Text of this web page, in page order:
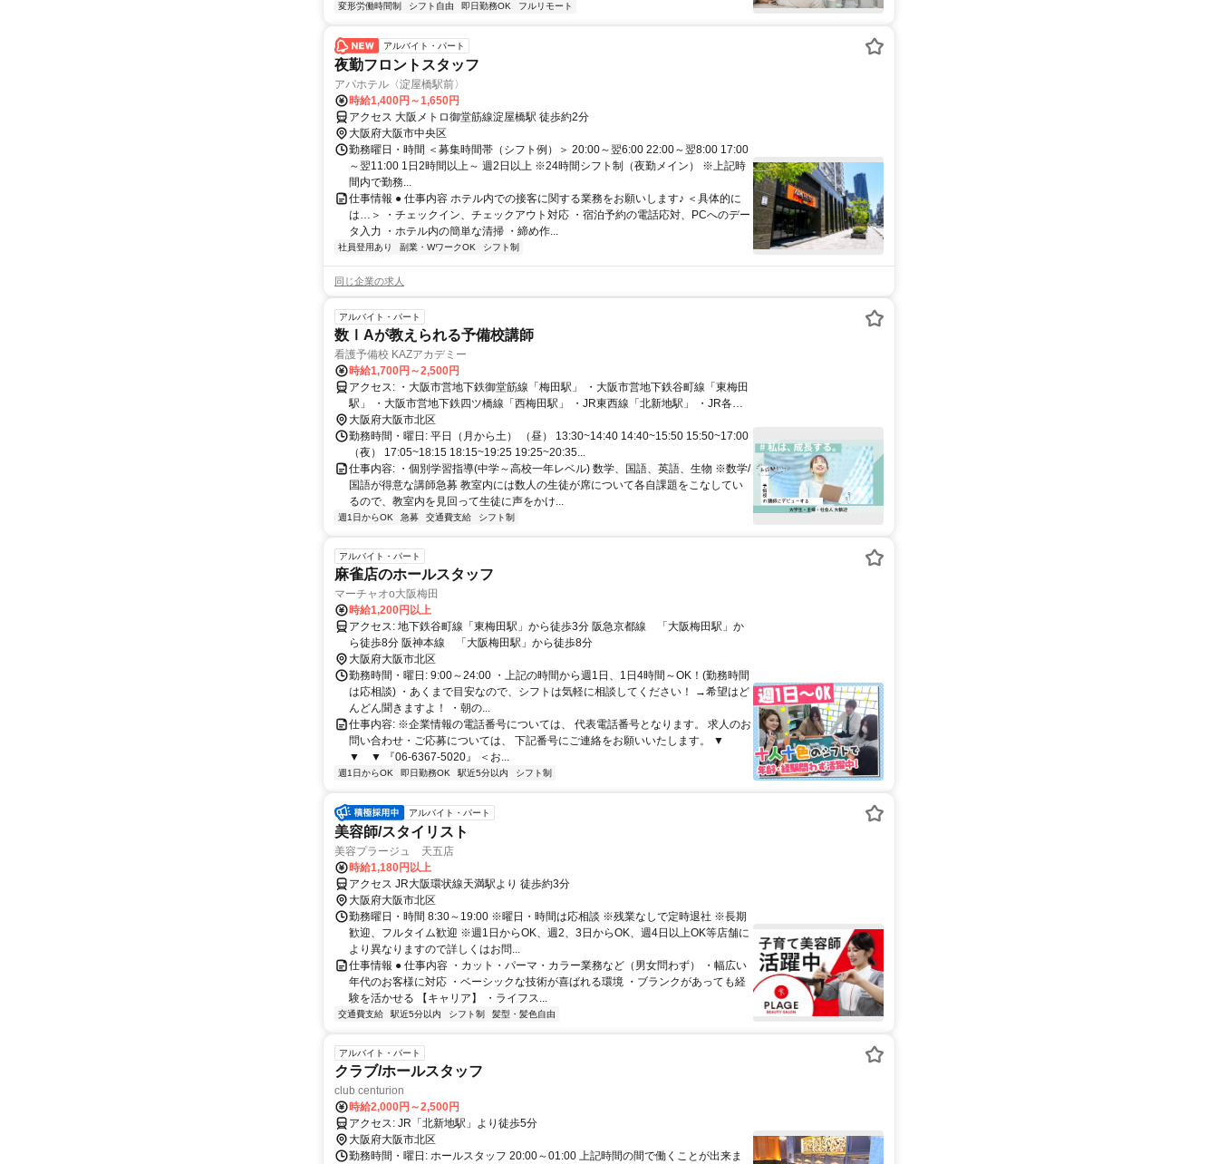
変形労働時間制 シフト自由 即日勤務OK フルリモート
アルバイト・パート
夜勤フロントスタッフ
アパホテル〈淀屋橋駅前〉
時給1,400円～1,650円
アクセス 大阪メトロ御堂筋線淀屋橋駅 徒歩約2分
大阪府大阪市中央区
勤務曜日・時間 ＜募集時間帯（シフト例）＞ 20:00～翌6:00 22:00～翌8:00 17:00
～翌11:00 1日2時間以上～ 週2日以上 ※24時間シフト制（夜勤メイン） ※上記時
間内で勤務...
仕事情報 ● 仕事内容 ホテル内での接客に関する業務をお願いします♪ ＜具体的に
は…＞ ・チェックイン、チェックアウト対応 ・宿泊予約の電話応対、PCへのデー
タ入力 ・ホテル内の簡単な清掃 ・締め作...
社員登用あり 副業・WワークOK シフト制
同じ企業の求人
アルバイト・パート
数ⅠAが教えられる予備校講師
看護予備校 KAZアカデミー
時給1,700円～2,500円
アクセス: ・大阪市営地下鉄御堂筋線「梅田駅」 ・大阪市営地下鉄谷町線「東梅田
駅」 ・大阪市営地下鉄四ツ橋線「西梅田駅」 ・JR東西線「北新地駅」 ・JR各線
「大阪駅」 ・阪神各線「梅田駅」 ・阪急各線「梅田駅」 （徒歩2～5分）
大阪府大阪市北区
勤務時間・曜日: 平日（月から土） （昼） 13:30~14:40 14:40~15:50 15:50~17:00
（夜） 17:05~18:15 18:15~19:25 19:25~20:35...
仕事内容: ・個別学習指導(中学～高校一年レベル) 数学、国語、英語、生物 ※数学/
国語が得意な講師急募 教室内には数人の生徒が席について各自課題をこなしてい
るので、教室内を見回って生徒に声をかけ...
週1日からOK 急募 交通費支給 シフト制
アルバイト・パート
麻雀店のホールスタッフ
マーチャオο大阪梅田
時給1,200円以上
アクセス: 地下鉄谷町線「東梅田駅」から徒歩3分 阪急京都線 「大阪梅田駅」か
ら徒歩8分 阪神本線 「大阪梅田駅」から徒歩8分
大阪府大阪市北区
勤務時間・曜日: 9:00～24:00 ・上記の時間から週1日、1日4時間～OK！(勤務時間
は応相談) ・あくまで目安なので、シフトは気軽に相談してください！ →希望はど
んどん聞きますよ！ ・朝の...
仕事内容: ※企業情報の電話番号については、 代表電話番号となります。 求人のお
問い合わせ・ご応募については、 下記番号にご連絡をお願いいたします。 ▼
▼ ▼ 『06-6367-5020』 ＜お...
週1日からOK 即日勤務OK 駅近5分以内 シフト制
アルバイト・パート
美容師/スタイリスト
美容プラージュ 天五店
時給1,180円以上
アクセス JR大阪環状線天満駅より 徒歩約3分
大阪府大阪市北区
勤務曜日・時間 8:30～19:00 ※曜日・時間は応相談 ※残業なしで定時退社 ※長期
歓迎、フルタイム歓迎 ※週1日からOK、週2、3日からOK、週4日以上OK等店舗に
より異なりますので詳しくはお問...
仕事情報 ● 仕事内容 ・カット・パーマ・カラー業務など（男女問わず） ・幅広い
年代のお客様に対応 ・ベーシックな技術が喜ばれる環境 ・ブランクがあっても経
験を活かせる 【キャリア】 ・ライフス...
交通費支給 駅近5分以内 シフト制 髪型・髪色自由
アルバイト・パート
クラブ/ホールスタッフ
club centurion
時給2,000円～2,500円
アクセス: JR「北新地駅」より徒歩5分
大阪府大阪市北区
勤務時間・曜日: ホールスタッフ 20:00～01:00 上記時間の間で働くことが出来ま